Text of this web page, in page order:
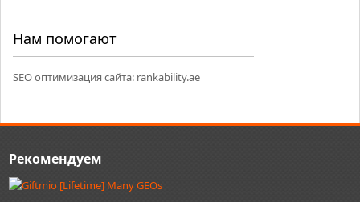
Нам помогают
SEO оптимизация сайта: rankability.ae
Рекомендуем